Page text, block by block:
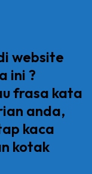
website
ini ?
frasa kata
anda,
kaca
kotak